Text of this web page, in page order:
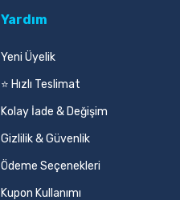
Yardım
Yeni Üyelik
⭐ Hızlı Teslimat
Kolay İade & Değişim
Gizlilik & Güvenlik
Ödeme Seçenekleri
Kupon Kullanımı